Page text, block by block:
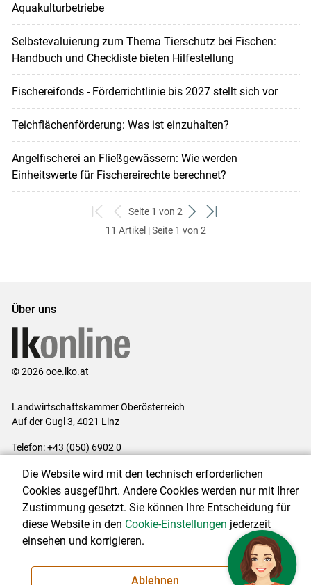
Aquakulturbetriebe
Selbstevaluierung zum Thema Tierschutz bei Fischen:
Handbuch und Checkliste bieten Hilfestellung
Fischereifonds - Förderrichtlinie bis 2027 stellt sich vor
Teichflächenförderung: Was ist einzuhalten?
Angelfischerei an Fließgewässern: Wie werden
Einheitswerte für Fischereirechte berechnet?
zum
ersten
zurück
zum
Seite 1 von 2
weiter
zum
zum
11 Artikel | Seite 1 von 2
Über uns
© 2026 ooe.lko.at
Landwirtschaftskammer Oberösterreich
Auf der Gugl 3, 4021 Linz
Telefon: +43 (050) 6902 0
Impressum|Kontakt|Gewinnspiele|Datenschutzerklärung |
Barrierefreiheit | Cookie-Einstellungen
NEWSLETTER
Die Website wird mit den technisch erforderlichen
Cookies ausgeführt. Andere Cookies werden nur mit Ihrer
Zustimmung gesetzt. Sie können Ihre Entscheidung für
diese Website in den Cookie-Einstellungen jederzeit
einsehen und korrigieren.
Ablehnen